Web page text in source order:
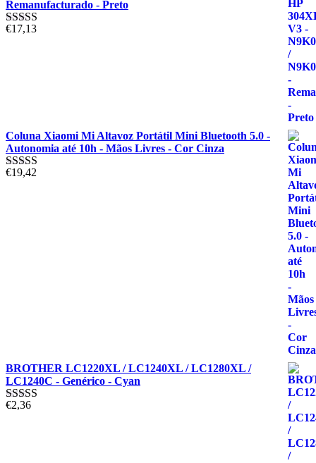
Remanufacturado - Preto
Avaliação
€17,13
Coluna Xiaomi Mi Altavoz Portátil Mini Bluetooth 5.0 -
Autonomia até 10h - Mãos Livres - Cor Cinza
Avaliação
€19,42
BROTHER LC1220XL / LC1240XL / LC1280XL /
LC1240C - Genérico - Cyan
Avaliação
€2,36